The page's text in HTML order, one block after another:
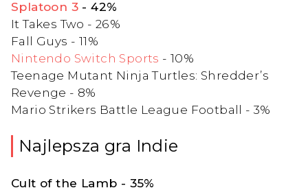
Splatoon 3 - 42%
It Takes Two - 26%
Fall Guys - 11%
Nintendo Switch Sports - 10%
Teenage Mutant Ninja Turtles: Shredder’s
Revenge - 8%
Mario Strikers Battle League Football - 3%
Najlepsza gra Indie
Cult of the Lamb - 35%